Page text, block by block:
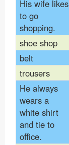
His wife likes
to go
shopping.
shoe shop
belt
trousers
He always
wears a
white shirt
and tie to
office.